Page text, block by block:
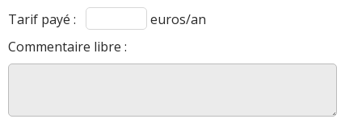
Tarif payé :
euros/an
Commentaire libre :